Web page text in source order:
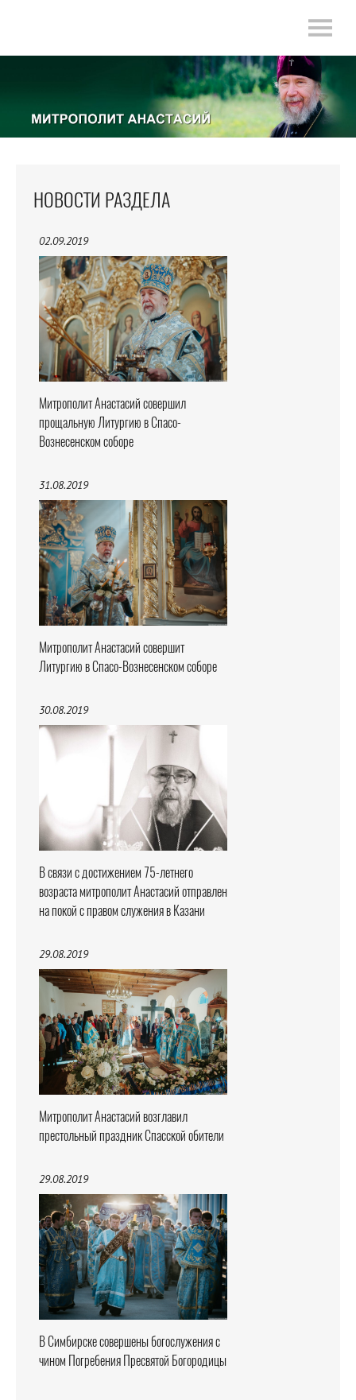
НОВОСТИ РАЗДЕЛА
02.09.2019
Митрополит Анастасий совершил
прощальную Литургию в Спасо-
Вознесенском соборе
31.08.2019
Митрополит Анастасий совершит
Литургию в Спасо-Вознесенском соборе
30.08.2019
В связи с достижением 75-летнего
возраста митрополит Анастасий отправлен
на покой с правом служения в Казани
29.08.2019
Митрополит Анастасий возглавил
престольный праздник Спасской обители
29.08.2019
В Симбирске совершены богослужения с
чином Погребения Пресвятой Богородицы